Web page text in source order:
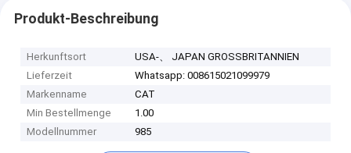
Produkt-Beschreibung
Herkunftsort
USA-、 JAPAN GROSSBRITANNIEN
Lieferzeit
Whatsapp: 008615021099979
Markenname
CAT
Min Bestellmenge
1.00
Modellnummer
985